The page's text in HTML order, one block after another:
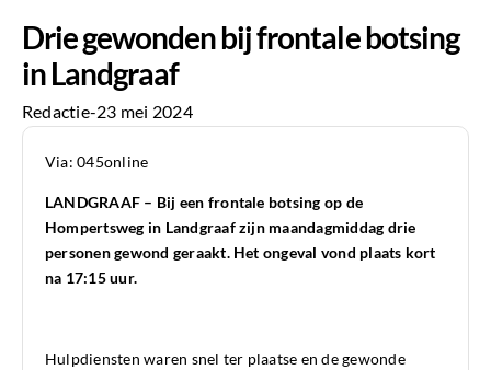
Drie gewonden bij frontale botsing
in Landgraaf
Redactie-23 mei 2024
Via: 045online
LANDGRAAF – Bij een frontale botsing op de
Hompertsweg in Landgraaf zijn maandagmiddag drie
personen gewond geraakt. Het ongeval vond plaats kort
na 17:15 uur.
Hulpdiensten waren snel ter plaatse en de gewonde